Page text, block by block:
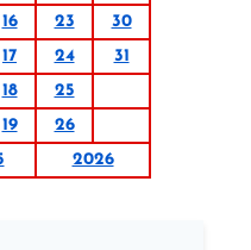
16 23
30
17 24
31
18
25
19
26
2026